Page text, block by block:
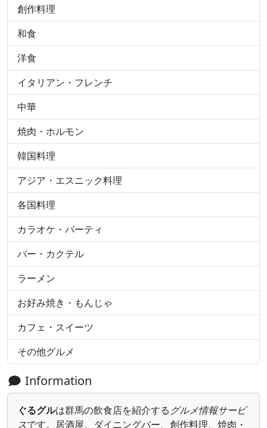
創作料理
和食
洋食
イタリアン・フレンチ
中華
焼肉・ホルモン
韓国料理
アジア・エスニック料理
各国料理
カラオケ・パーティ
バー・カクテル
ラーメン
お好み焼き・もんじゃ
カフェ・スイーツ
その他グルメ
Information
ぐるグルは群馬の飲食店を紹介する グルメ情報サービ
スです。居酒屋、ダイニングバー、創作料理、焼肉・